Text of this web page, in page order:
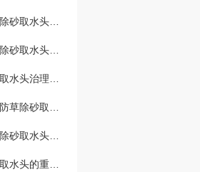
提升四川防草除砂取水头管理水平的建议方案
探索四川防草除砂取水头综合管理模式
四川防草除砂取水头治理与生态环境保护
深度了解四川防草除砂取水头的保护工作
四川地区防草除砂取水头管理政策解析
四川防草除砂取水头的重要性及措施